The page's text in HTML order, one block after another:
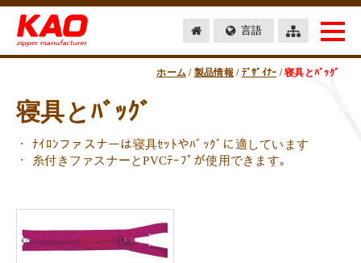
言語
ホーム / 製品情報 / ﾃﾞｻﾞｲﾅｰ /寝具とﾊﾞｯｸﾞ
寝具とﾊﾞｯｸﾞ
ﾅｲﾛﾝファスナーは寝具ｾｯﾄやﾊﾞｯｸﾞに適しています
糸付きファスナーとPVCﾃｰﾌﾟが使用できます｡